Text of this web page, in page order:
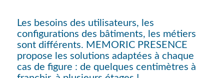
Les besoins des utilisateurs, les
configurations des bâtiments, les métiers
sont différents. MEMORIC PRESENCE
propose les solutions adaptées à chaque
cas de figure : de quelques centimètres à